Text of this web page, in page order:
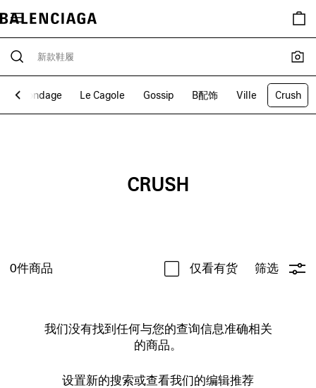
Bondage Le Cagole Gossip B配饰 Ville Crush
CRUSH
0件商品 仅看有货 筛选
我们没有找到任何与您的查询信息准确相关
的商品。
设置新的搜索或查看我们的编辑推荐